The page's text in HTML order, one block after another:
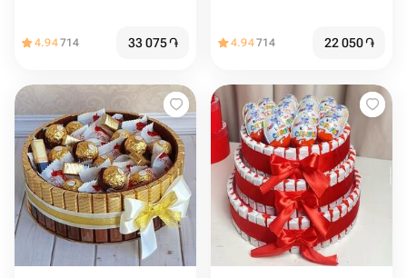
4.94714 33 075֏ 4.94714 22 050֏